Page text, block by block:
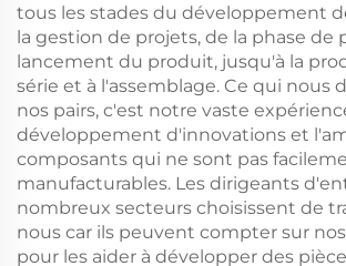
tous les stades du développement
la gestion de projets, de la phase de
lancement du produit, jusqu'à la
série et à l'assemblage. Ce qui nous
nos pairs, c'est notre vaste
développement d'innovations et
composants qui ne sont pas
manufacturables. Les dirigeants
nombreux secteurs choisissent de
nous car ils peuvent compter sur
pour les aider à développer des